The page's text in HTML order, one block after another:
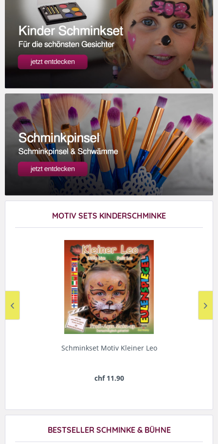
MOTIV SETS KINDERSCHMINKE
Schminkset Motiv Kleiner Leo
chf 11.90
BESTSELLER SCHMINKE & BÜHNE